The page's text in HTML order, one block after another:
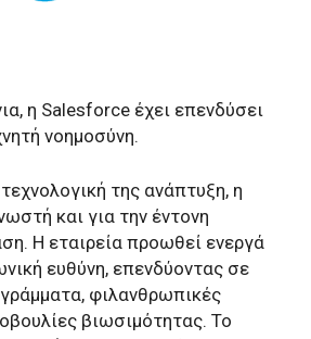
η Salesforce έχει επενδύσει
νοημοσύνη.
της ανάπτυξη, η
και για την έντονη
Η εταιρεία προωθεί ενεργά
ευθύνη, επενδύοντας σε
φιλανθρωπικές
βιωσιμότητας. Το